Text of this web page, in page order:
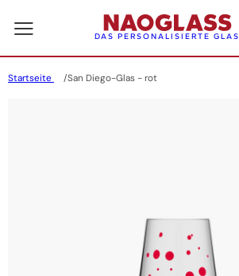
DAS PERSONALISIERTE GLAS
Startseite San Diego-Glas - rot